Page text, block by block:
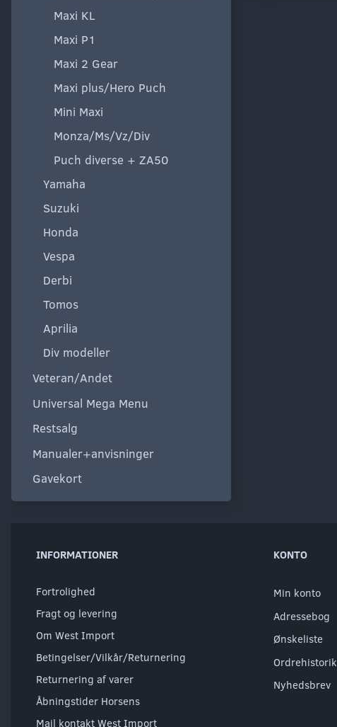
Maxi KL
Maxi P1
Maxi 2 Gear
Maxi plus/Hero Puch
Mini Maxi
Monza/Ms/Vz/Div
Puch diverse + ZA50
Yamaha
Suzuki
Honda
Vespa
Derbi
Tomos
Aprilia
Div modeller
Veteran/Andet
Universal Mega Menu
Restsalg
Manualer+anvisninger
Gavekort
INFORMATIONER
Fortrolighed
Fragt og levering
Om West Import
Betingelser/Vilkår/Returnering
Returnering af varer
Åbningstider Horsens
Mail kontakt West Import
KONTO
Min konto
Adressebog
Ønskeliste
Ordrehistorik
Nyhedsbrev